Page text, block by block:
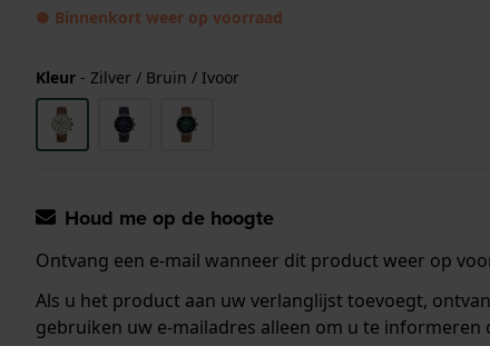
● Binnenkort weer op voorraad
Kleur - Zilver / Bruin / Ivoor
Houd me op de hoogte
Ontvang een e-mail wanneer dit product weer op
Als u het product aan uw verlanglijst toevoegt,
gebruiken uw e-mailadres alleen om u te